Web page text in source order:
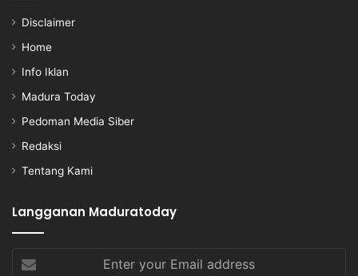
Disclaimer
Home
Info Iklan
Madura Today
Pedoman Media Siber
Redaksi
Tentang Kami
Langganan Maduratoday
your